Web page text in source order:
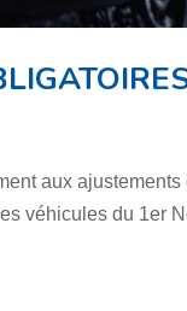
aux
véhicules du 1er